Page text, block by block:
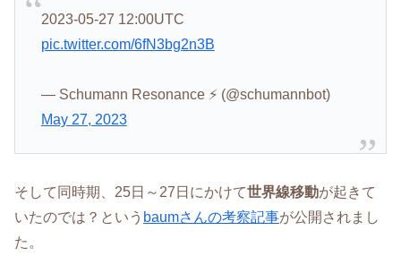
2023-05-27 12:00UTC
pic.twitter.com/6fN3bg2n3B
— Schumann Resonance ⚡ (@schumannbot)
May 27, 2023
そして同時期、25日～27日にかけて世界線移動が起きて
いたのでは？という baumさんの考察記事が公開されまし
た。